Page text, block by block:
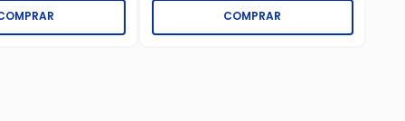
COMPRAR